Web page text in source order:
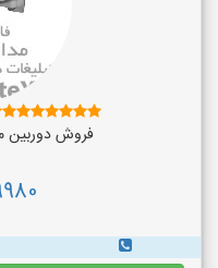
فروش دوربین